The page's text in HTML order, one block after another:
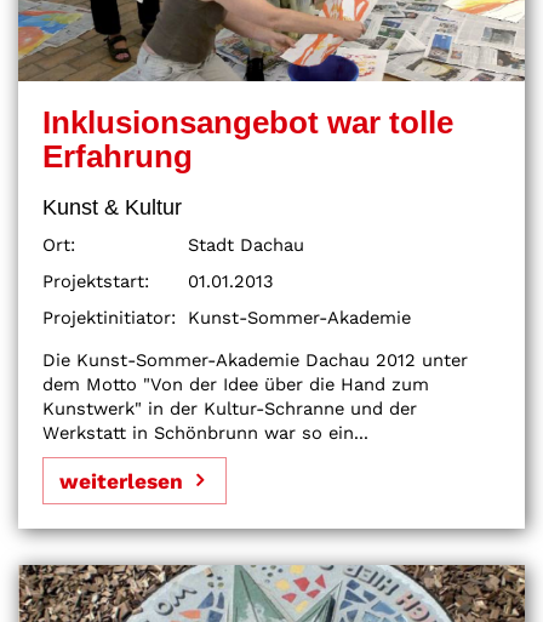
Inklusionsangebot war tolle
Erfahrung
Kunst & Kultur
Ort:
Stadt Dachau
Projektstart:
01.01.2013
Projektinitiator:
Kunst-Sommer-Akademie
Die Kunst-Sommer-Akademie Dachau 2012 unter
dem Motto "Von der Idee über die Hand zum
Kunstwerk" in der Kultur-Schranne und der
Werkstatt in Schönbrunn war so ein...
weiterlesen